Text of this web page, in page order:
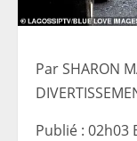
Par SHARON
Publié : 02h03